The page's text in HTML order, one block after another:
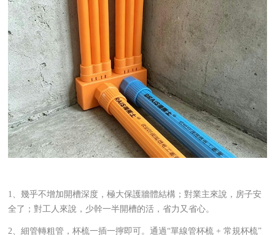
1、幾乎不增加開槽深度，極大保護牆體結構；對業主來說，房子安
全了；對工人來說，少幹一半開槽的活，省力又省心。
2、細管轉粗管，杯梳一插一擰即可。通過“單線管杯梳 + 常規杯梳”